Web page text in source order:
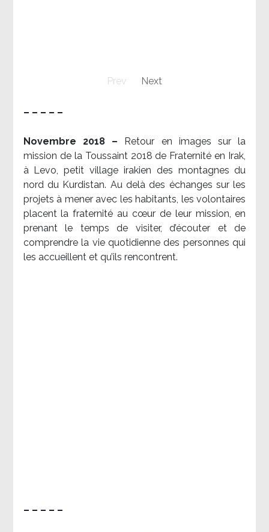
Prev Next
– – – – –
Novembre 2018 –
Retour en images sur la
mission de la Toussaint 2018 de Fraternité en Irak,
à Levo, petit village irakien des montagnes du
nord du Kurdistan. Au delà des échanges sur les
projets à mener avec les habitants, les volontaires
placent la fraternité au cœur de leur mission, en
prenant le temps de visiter, d’écouter et de
comprendre la vie quotidienne des personnes qui
les accueillent et qu’ils rencontrent.
– – – – –